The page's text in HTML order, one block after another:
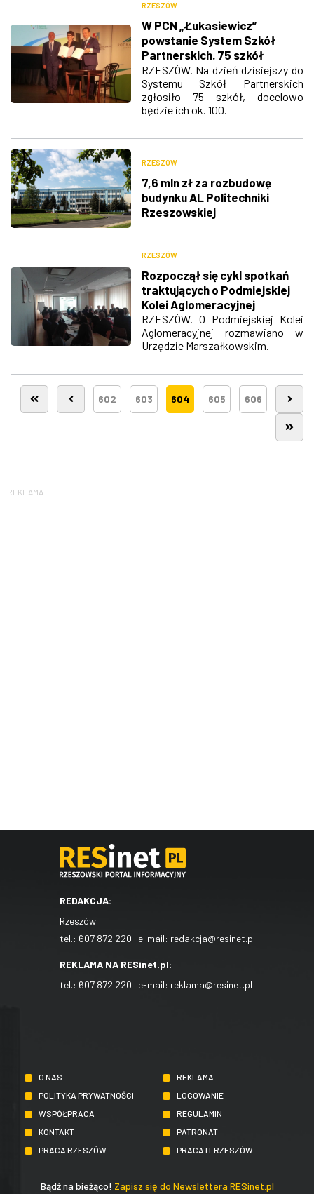
RZESZÓW
W PCN „Łukasiewicz”
powstanie System Szkół
Partnerskich. 75 szkół
przystąpiło do projektu
RZESZÓW. Na dzień dzisiejszy do
Systemu Szkół Partnerskich
zgłosiło 75 szkół, docelowo
będzie ich ok. 100.
RZESZÓW
7,6 mln zł za rozbudowę
budynku AL Politechniki
Rzeszowskiej
RZESZÓW
Rozpoczął się cykl spotkań
traktujących o Podmiejskiej
Kolei Aglomeracyjnej
RZESZÓW. O Podmiejskiej Kolei
Aglomeracyjnej rozmawiano w
Urzędzie Marszałkowskim.
602 603 604 605 606
REKLAMA
REDAKCJA:
Rzeszów
tel.: 607 872 220 | e-mail: redakcja@resinet.pl
REKLAMA NA RESinet.pl:
tel.: 607 872 220 | e-mail: reklama@resinet.pl
O NAS
REKLAMA
POLITYKA PRYWATNOŚCI
LOGOWANIE
WSPÓŁPRACA
REGULAMIN
KONTAKT
PATRONAT
PRACA RZESZÓW
PRACA IT RZESZÓW
Bądź na bieżąco! Zapisz się do Newslettera RESinet.pl